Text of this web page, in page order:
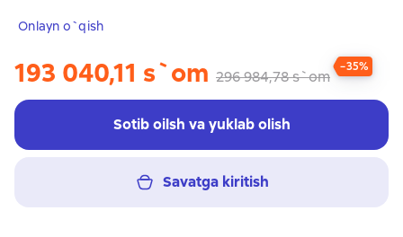
Onlayn o`qish
193 040,11 s`om 296 984,78 s`om
−35%
Sotib oilsh va yuklab olish
Savatga kiritish